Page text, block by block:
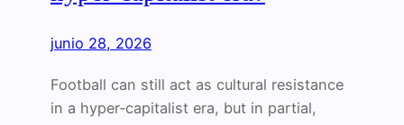
junio 28, 2026
Football can still act as cultural resistance
in a hyper‑capitalist era, but in partial,